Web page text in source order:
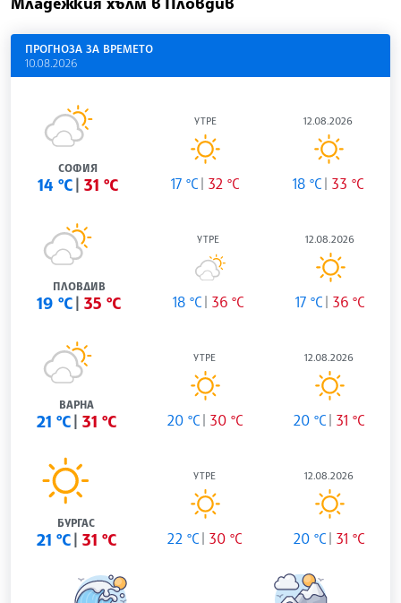
ПРОГНОЗА ЗА ВРЕМЕТО
10.08.2026
СОФИЯ
14 °C 31 °C
УТРЕ
17 °C 32 °C
12.08.2026
18 °C 33 °C
ПЛОВДИВ
19 °C 35 °C
УТРЕ
18 °C 36 °C
12.08.2026
17 °C 36 °C
ВАРНА
21 °C 31 °C
УТРЕ
20 °C 30 °C
12.08.2026
20 °C 31 °C
БУРГАС
21 °C 31 °C
УТРЕ
22 °C 30 °C
12.08.2026
20 °C 31 °C